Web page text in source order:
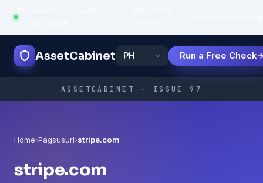
infrastructure
AssetCabinet Run a Free Check
ASSETCABINET · ISSUE 97
Home›Pagsusuri›stripe.com
stripe.com